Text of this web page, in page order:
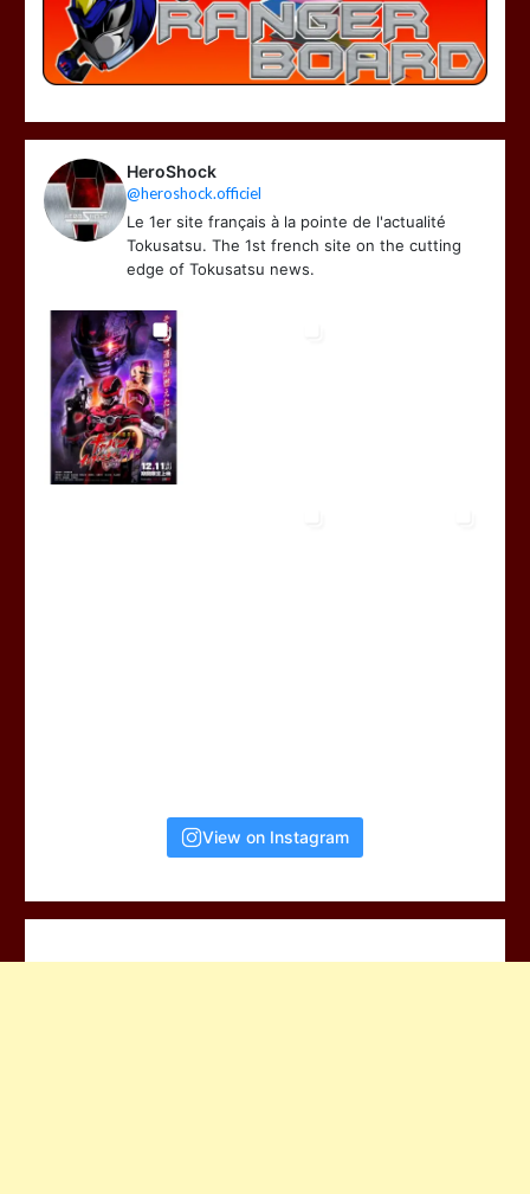
HeroShock
@heroshock.officiel
Le 1er site français à la pointe de l'actualité
Tokusatsu. The 1st french site on the cutting
edge of Tokusatsu news.
View on Instagram